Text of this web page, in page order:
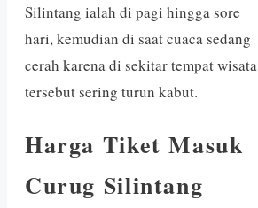
Silintang ialah di pagi hingga sore
hari, kemudian di saat cuaca sedang
cerah karena di sekitar tempat wisata
tersebut sering turun kabut.
Harga Tiket Masuk
Curug Silintang